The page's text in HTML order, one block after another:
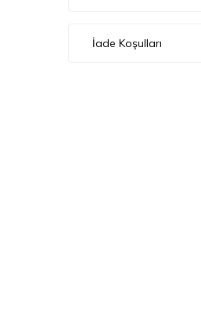
İade Koşulları